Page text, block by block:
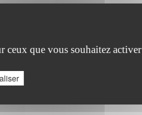
ceux que vous souhaitez activer